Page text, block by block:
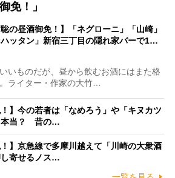
免！」
聡の昼酒御免！】「ネグローニ」「山崎」
ハッタン」新宿三丁目の隠れ家バーで1…
いものだが、昼から飲むお酒にはまた格
ライター・作家の大竹…
！】今の若者は「なめろう」や「キヌカツ
本当？ 昔の…
！】京急線で多摩川越えて「川崎の大衆酒
寄せるノス…